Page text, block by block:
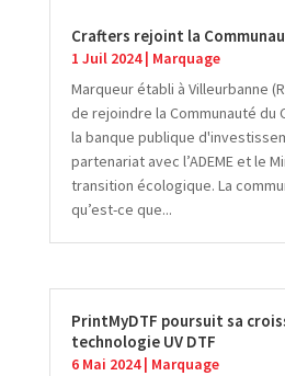
Crafters rejoint la
1 Juil 2024| Marquage
Marqueur établi à Villeurbanne
de rejoindre la Communauté du
la banque publique
partenariat avec l’ADEME et le
transition écologique. La
qu’est-ce que...
PrintMyDTF poursuit sa
technologie UV DTF
6 Mai 2024| Marquage